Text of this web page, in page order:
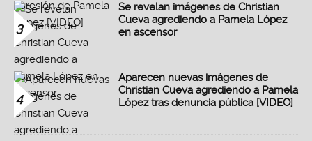
3
Se revelan imágenes de Christian
Cueva agrediendo a Pamela López
en ascensor
4
Aparecen nuevas imágenes de
Christian Cueva agrediendo a Pamela
López tras denuncia pública [VIDEO]